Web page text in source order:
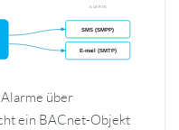
über
ein BACnet-Objekt